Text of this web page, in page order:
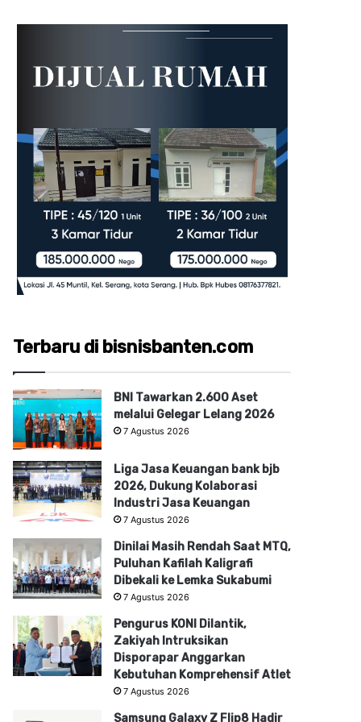
Terbaru di bisnisbanten.com
BNI Tawarkan 2.600 Aset
melalui Gelegar Lelang 2026
7 Agustus 2026
Liga Jasa Keuangan bank bjb
2026, Dukung Kolaborasi
Industri Jasa Keuangan
7 Agustus 2026
Dinilai Masih Rendah Saat MTQ,
Puluhan Kafilah Kaligrafi
Dibekali ke Lemka Sukabumi
7 Agustus 2026
Pengurus KONI Dilantik,
Zakiyah Intruksikan
Disporapar Anggarkan
Kebutuhan Komprehensif Atlet
7 Agustus 2026
Samsung Galaxy Z Flip8 Hadir